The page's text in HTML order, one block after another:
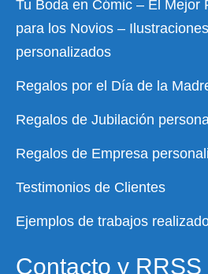
Tu Boda en Cómic – El Mejor
para los Novios –
personalizados
Regalos por el Día de la
Regalos de Jubilación
Regalos de Empresa
Testimonios de Clientes
Ejemplos de trabajos
Contacto y RRSS